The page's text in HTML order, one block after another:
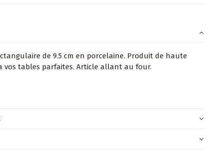
de 9.5 cm en porcelaine. Produit de haute
vos tables parfaites. Article allant au four.